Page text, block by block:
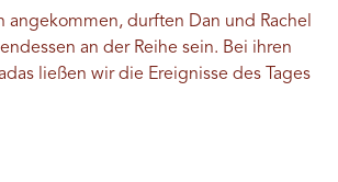
angekommen, durften Dan und Rachel
an der Reihe sein. Bei ihren
ließen wir die Ereignisse des Tages